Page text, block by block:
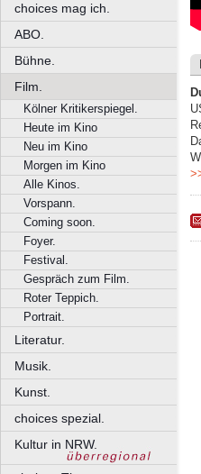
choices mag ich.
ABO.
Bühne.
Film.
Kölner Kritikerspiegel.
Heute im Kino
Neu im Kino
Morgen im Kino
Alle Kinos.
Vorspann.
Coming soon.
Foyer.
Festival.
Gespräch zum Film.
Roter Teppich.
Portrait.
Literatur.
Musik.
Kunst.
choices spezial.
Kultur in NRW.